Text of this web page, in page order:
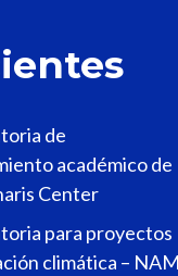
de
académico de
Center
para proyectos
climática –